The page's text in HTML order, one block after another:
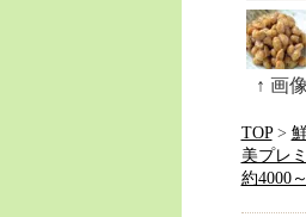
↑ 画
TOP>
美プレ
約4000